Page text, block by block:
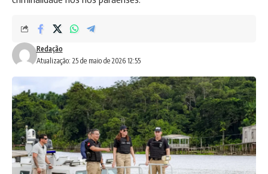
Atualização: 25 de maio de 2026 12:55
Redação